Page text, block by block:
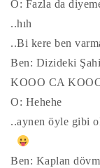
O: Fazla da
..hıh
..Bi kere ben
Ben: Dizideki
KOOO CA
O: Hehehe
..aynen öyle gibi
Ben: Kaplan